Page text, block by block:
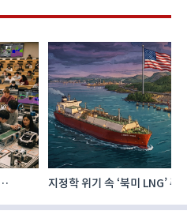
지정학 위기 속 ‘북미 LNG’